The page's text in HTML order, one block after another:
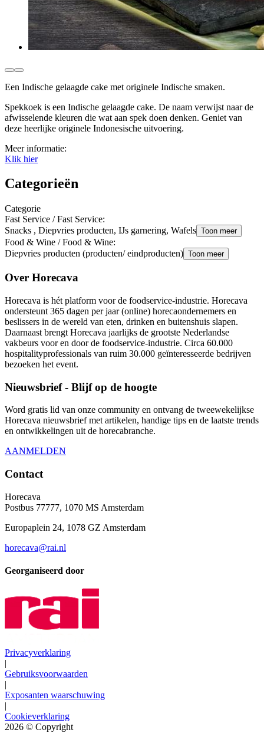
Een Indische gelaagde cake met originele Indische smaken.
Spekkoek is een Indische gelaagde cake. De naam verwijst naar de
afwisselende kleuren die wat aan spek doen denken. Geniet van
deze heerlijke originele Indonesische uitvoering.
Meer informatie:
Klik hier
Categorieën
Categorie
Fast Service / Fast Service:
Snacks , Diepvries producten, IJs garnering, Wafels Toon meer
Food & Wine / Food & Wine:
Diepvries producten (producten/ eindproducten) Toon meer
Over Horecava
Horecava is hét platform voor de foodservice-industrie. Horecava
ondersteunt 365 dagen per jaar (online) horecaondernemers en
beslissers in de wereld van eten, drinken en buitenshuis slapen.
Daarnaast brengt Horecava jaarlijks de grootste Nederlandse
vakbeurs voor en door de foodservice-industrie. Circa 60.000
hospitalityprofessionals van ruim 30.000 geïnteresseerde bedrijven
bezoeken het event.
Nieuwsbrief - Blijf op de hoogte
Word gratis lid van onze community en ontvang de tweewekelijkse
Horecava nieuwsbrief met artikelen, handige tips en de laatste trends
en ontwikkelingen uit de horecabranche.
AANMELDEN
Contact
Horecava
Postbus 77777, 1070 MS Amsterdam
Europaplein 24, 1078 GZ Amsterdam
horecava@rai.nl
Georganiseerd door
Privacyverklaring
|
Gebruiksvoorwaarden
|
Exposanten waarschuwing
|
Cookieverklaring
2026 © Copyright